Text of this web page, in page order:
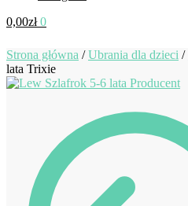
0,00zł 0
Strona główna /Ubrania dla dzieci /
lata Trixie